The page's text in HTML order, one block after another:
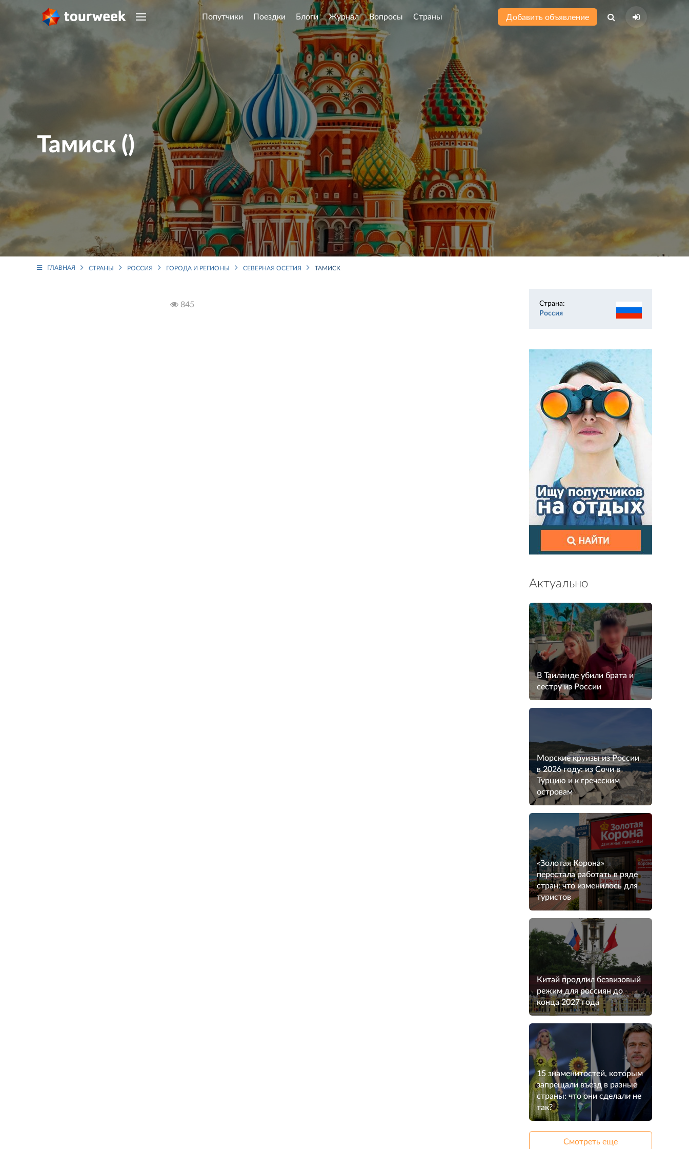
Попутчики Поездки Блоги Журнал Вопросы Страны Добавить объявление
Тамиск ()
ГЛАВНАЯ СТРАНЫ РОССИЯ ГОРОДА И РЕГИОНЫ СЕВЕРНАЯ ОСЕТИЯ ТАМИСК
845
Страна:
Россия
Актуально
В Таиланде убили брата и
сестру из России
Морские круизы из России
в 2026 году: из Сочи в
Турцию и к греческим
островам
«Золотая Корона»
перестала работать в ряде
стран: что изменилось для
туристов
Китай продлил безвизовый
режим для россиян до
конца 2027 года
15 знаменитостей, которым
запрещали въезд в разные
страны: что они сделали не
так?
Смотреть еще